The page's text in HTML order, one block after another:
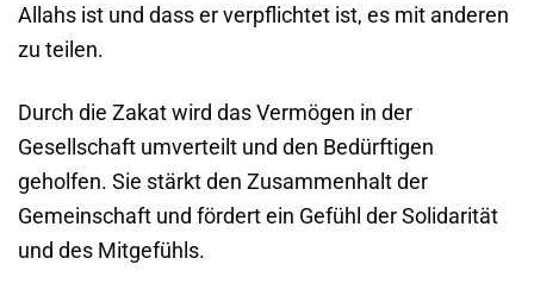
Allahs ist und dass er verpflichtet ist, es mit anderen
zu teilen.
Durch die Zakat wird das Vermögen in der
Gesellschaft umverteilt und den Bedürftigen
geholfen. Sie stärkt den Zusammenhalt der
Gemeinschaft und fördert ein Gefühl der Solidarität
und des Mitgefühls.